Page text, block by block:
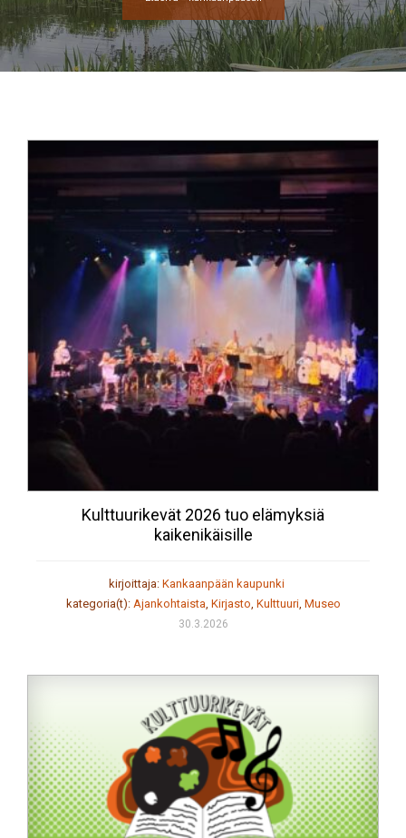
Kulttuurikevät 2026 tuo elämyksiä
kaikenikäisille
kirjoittaja: Kankaanpään kaupunki
kategoria(t): Ajankohtaista, Kirjasto, Kulttuuri, Museo
30.3.2026